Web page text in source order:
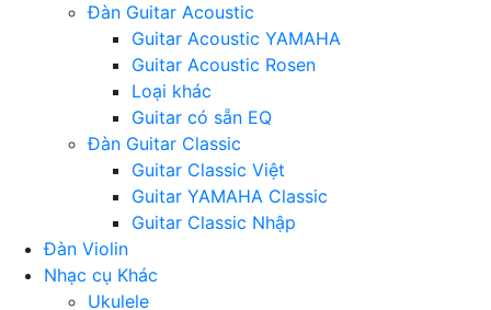
Đàn Guitar Acoustic
Guitar Acoustic YAMAHA
Guitar Acoustic Rosen
Loại khác
Guitar có sẵn EQ
Đàn Guitar Classic
Guitar Classic Việt
Guitar YAMAHA Classic
Guitar Classic Nhập
Đàn Violin
Nhạc cụ Khác
Ukulele